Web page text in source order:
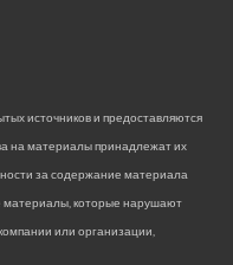
источников и предоставляются
на материалы принадлежат их
за содержание материала
которые нарушают
или организации,